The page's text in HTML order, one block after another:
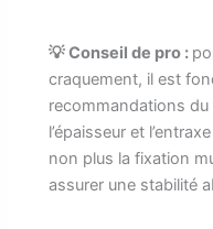
💡 Conseil de pro :
craquement, il est
recommandations
l’épaisseur et
non plus la fixation
assurer une stabilité